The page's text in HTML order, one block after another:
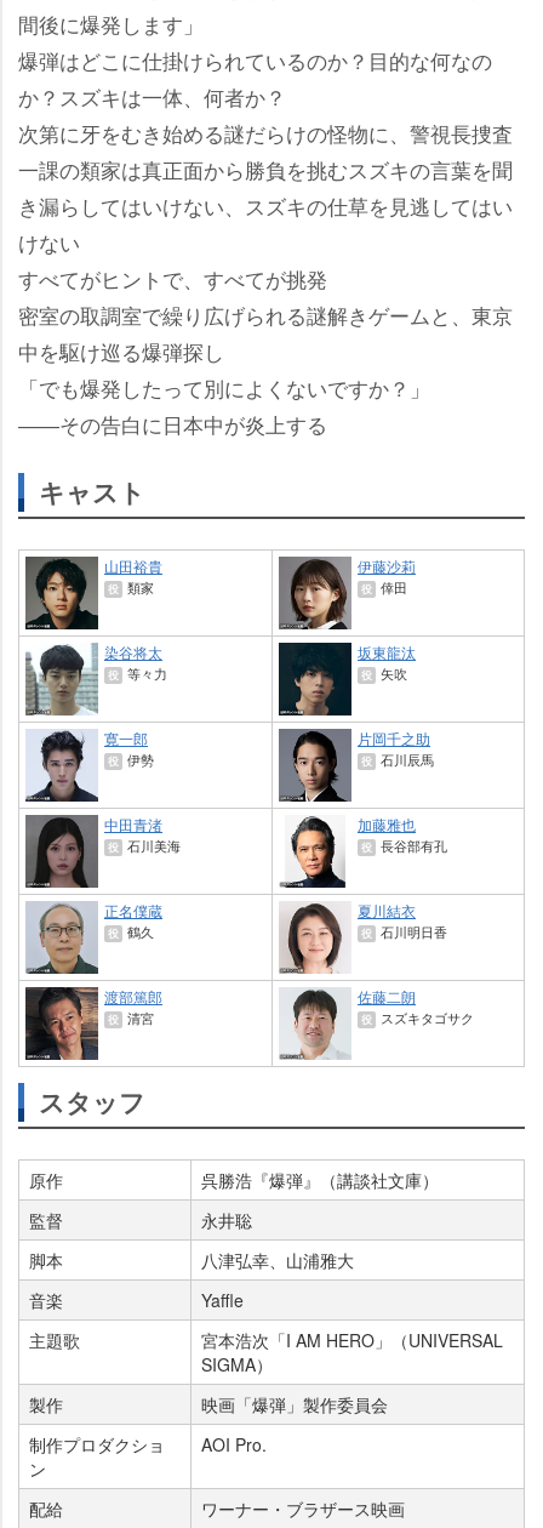
間後に爆発します」
爆弾はどこに仕掛けられているのか？目的な何なの
か？スズキは一体、何者か？
次第に牙をむき始める謎だらけの怪物に、警視長捜査
一課の類家は真正面から勝負を挑むスズキの言葉を聞
き漏らしてはいけない、スズキの仕草を見逃してはい
けない
すべてがヒントで、すべてが挑発
密室の取調室で繰り広げられる謎解きゲームと、東京
中を駆け巡る爆弾探し
「でも爆発したって別によくないですか？」
――その告白に日本中が炎上する
キャスト
山田裕貴
役 類家
伊藤沙莉
役 倖田
染谷将太
役 等々力
坂東龍汰
役 矢吹
寛一郎
役 伊勢
片岡千之助
役 石川辰馬
中田青渚
役 石川美海
加藤雅也
役 長谷部有孔
正名僕蔵
役 鶴久
夏川結衣
役 石川明日香
渡部篤郎
役 清宮
佐藤二朗
役 スズキタゴサク
スタッフ
原作
呉勝浩『爆弾』（講談社文庫）
監督
永井聡
脚本
八津弘幸、山浦雅大
音楽
Yaffle
主題歌
宮本浩次「I AM HERO」（UNIVERSAL
SIGMA）
製作
映画「爆弾」製作委員会
制作プロダクショ
ン
AOI Pro.
配給 ワーナー・ブラザース映画